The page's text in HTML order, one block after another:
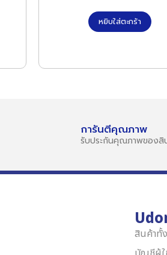
หยิบใส่ตะกร้า
การันตีคุณภาพ
รับประกันคุณภาพของสิ
สินค้าทั้